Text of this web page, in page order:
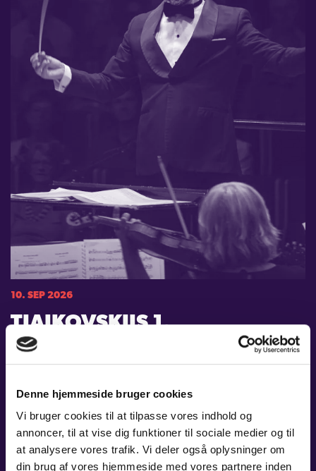
Denne hjemmeside bruger cookies
Vi bruger cookies til at tilpasse vores indhold og
annoncer, til at vise dig funktioner til sociale medier og til
at analysere vores trafik. Vi deler også oplysninger om
din brug af vores hjemmeside med vores partnere inden
10. SEP 2026
TJAJKOVSKIJS 1.
KLAVERKONCERT & 5.
SYMFONI
Sted:Carl Nielsen Salen, Odense Koncerthus
Pris:A: 415 kr. - B: 365 kr. - C: 315 kr. / Stud. og unge t/m 29 år: 115 kr.
LÆS MERE